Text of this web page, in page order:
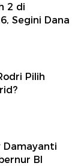
2 di
Segini Dana
Pilih
Damayanti
BI